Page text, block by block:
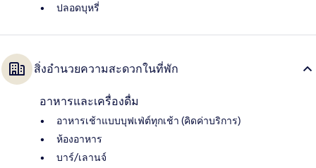
ปลอดบุหรี่
สิ่งอำนวยความสะดวกในที่พัก
อาหารและเครื่องดื่ม
อาหารเช้าแบบบุฟเฟ่ต์ทุกเช้า (คิดค่าบริการ)
ห้องอาหาร
บาร์/เลานจ์